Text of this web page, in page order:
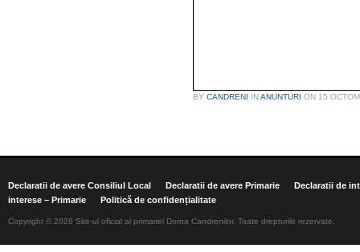
BY CANDRENI INANUNTURI ON 15
Declaratii de avere Consiliul Local Declaratii de avere Primarie
Declaratii de
interese – Primarie
Politică de confidențialitate
Copyright © 2026 Site-ul oficial al primariei Dorna Candrenilor. Toate drepturile rezervate.